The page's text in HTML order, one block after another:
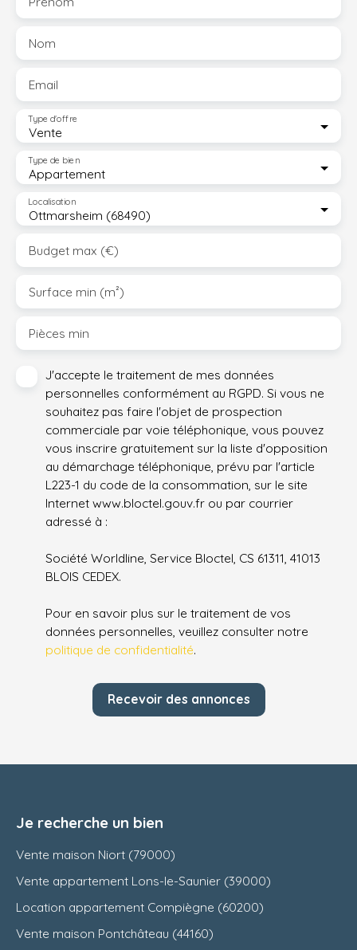
d'honoraires TTC à la charge de l'acquéreur. )
procédure en cours).
Nom
Email
Vente
Type d'offre
Appartement
Type de bien
Ottmarsheim (68490)
Localisation
Budget max (€)
Surface min (m²)
Pièces min
J'accepte le traitement de mes données
personnelles conformément au RGPD. Si vous ne
souhaitez pas faire l'objet de prospection
commerciale par voie téléphonique, vous pouvez
vous inscrire gratuitement sur la liste d'opposition
au démarchage téléphonique, prévu par l'article
L223-1 du code de la consommation, sur le site
Internet www.bloctel.gouv.fr ou par courrier
adressé à :
Société Worldline, Service Bloctel, CS 61311, 41013
BLOIS CEDEX.
Pour en savoir plus sur le traitement de vos
données personnelles, veuillez consulter notre
politique de confidentialité.
Recevoir des annonces
Je recherche un bien
Vente maison Niort (79000)
Vente appartement Lons-le-Saunier (39000)
Location appartement Compiègne (60200)
Vente maison Pontchâteau (44160)